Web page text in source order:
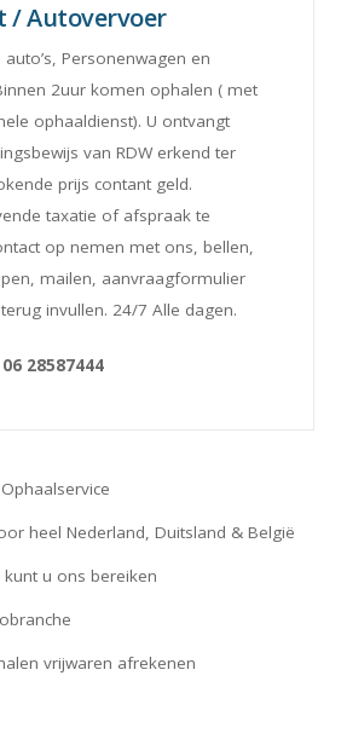
/ Autovervoer
Personenwagen en
2uur komen ophalen ( met
ophaaldienst). U ontvangt
van RDW erkend ter
prijs contant geld.
taxatie of afspraak te
op nemen met ons, bellen,
mailen, aanvraagformulier
invullen. 24/7 Alle dagen.
28587444
heel Nederland, Duitsland & België
kunt u ons bereiken
vrijwaren afrekenen